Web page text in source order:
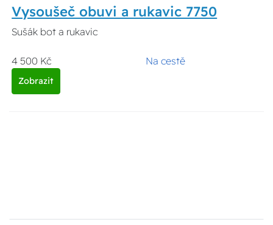
Vysoušeč obuvi a rukavic 7750
Sušák bot a rukavic
4 500 Kč Na cestě
Zobrazit